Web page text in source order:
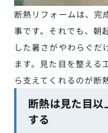
断熱リフォームは、完
事です。それでも、朝
した暑さがやわらぐだ
ます。見た目を整える
ら支えてくれるのが断
断熱は見た目
する